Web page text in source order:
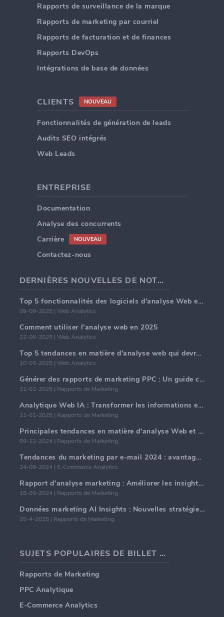
Rapports de surveillance de la marque
Rapports de marketing par courriel
Rapports de facturation et de finances
Rapports DevOps
Intégrations de base de données
CLIENTS NOUVEAU
Fonctionnalités de génération de leads
Audits SEO intégrés
Web Leads
ENTREPRISE
Documentation
Analyse des concurrents
Carrière
NOUVEAU
Contactez-nous
DERNIÈRES NOUVELLES DE NOTRE BLOG
Top 5 fonctionnalités des logiciels d'analyse Web en 2025
09-09-2025 | Web Analytics
Comment utiliser l'analyse web en 2025
22-06-2025 | Web Analytics
Top 5 tendances en matière d'analyse web qui devraient dominer en 2025
10-05-2025 | Web Analytics
Générer des rapports de marketing PPC : Un guide complet
21-02-2025 | Rapports de Marketing
Analytique Web IA : Transformer les informations en données avec précision
11-01-2025 | Rapports de Marketing
Principales tendances en matière d'analyse Web et d'IA en 2024
09-12-2024 | Rapports de Marketing
Tendances du marketing par e-mail 2024 : avantages de l'hyper-personnalisation
24-09-2024 | E-Commerce Analytics
Rapport d'analyse marketing : Améliorer les insights commerciaux
18-09-2024 | Rapports de Marketing
Données marketing AI Insights : Nouvelles stratégies commerciales pour 2024
25-4-2025 | Rapports de Marketing
SUJETS POPULAIRES DE BILLET DE BLOG
Rapports de Marketing
PPC Analytique
E-Commerce Analytics